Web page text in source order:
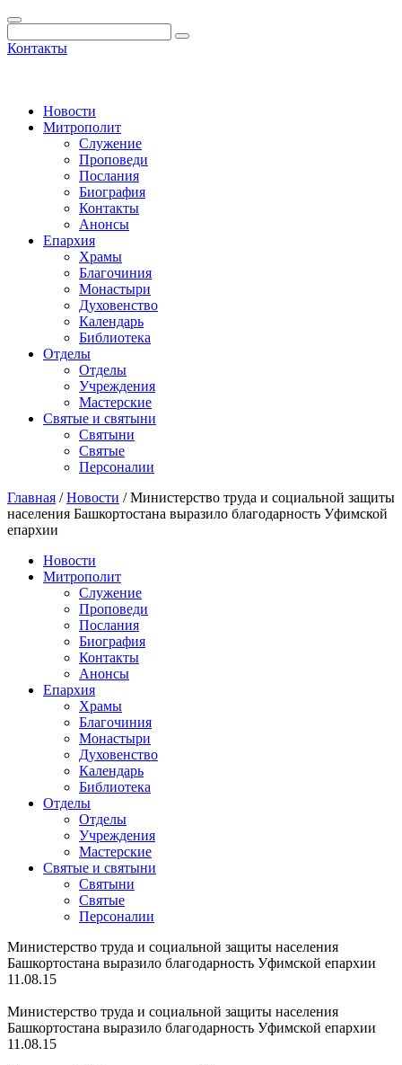
Контакты
Новости
Митрополит
Служение
Проповеди
Послания
Биография
Контакты
Анонсы
Епархия
Храмы
Благочиния
Монастыри
Духовенство
Календарь
Библиотека
Отделы
Отделы
Учреждения
Мастерские
Святые и святыни
Cвятыни
Cвятые
Персоналии
Главная /Новости /Министерство труда и социальной защиты
населения Башкортостана выразило благодарность Уфимской
епархии
Новости
Митрополит
Служение
Проповеди
Послания
Биография
Контакты
Анонсы
Епархия
Храмы
Благочиния
Монастыри
Духовенство
Календарь
Библиотека
Отделы
Отделы
Учреждения
Мастерские
Святые и святыни
Cвятыни
Cвятые
Персоналии
Министерство труда и социальной защиты населения
Башкортостана выразило благодарность Уфимской епархии
11.08.15
Министерство труда и социальной защиты населения
Башкортостана выразило благодарность Уфимской епархии
11.08.15